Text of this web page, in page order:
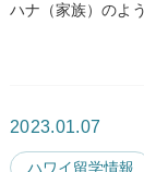
ハナ（家族）のよ
2023.01.07
ハワイ留学情報